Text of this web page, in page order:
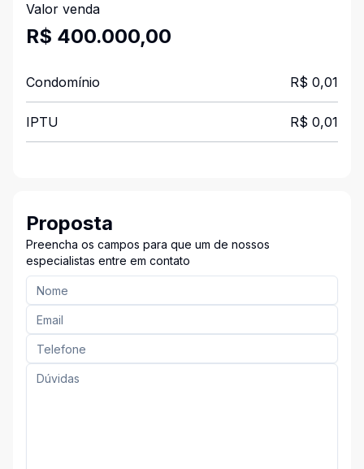
Valor venda
R$ 400.000,00
Condomínio R$ 0,01
IPTU R$ 0,01
Proposta
Preencha os campos para que um de nossos
especialistas entre em contato